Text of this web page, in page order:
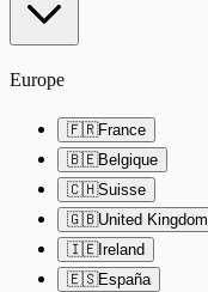
Europe
🇫🇷France
🇧🇪Belgique
🇨🇭Suisse
🇬🇧United Kingdom
🇮🇪Ireland
🇪🇸España